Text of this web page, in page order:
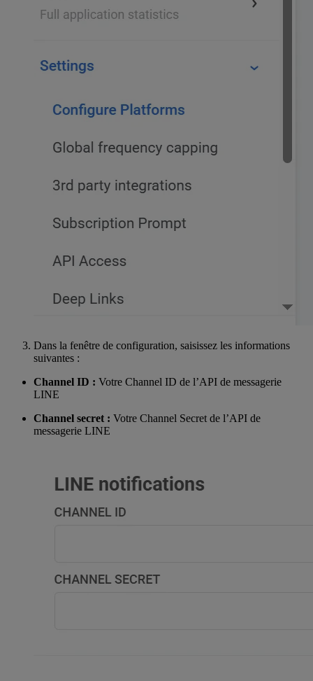
Dans la fenêtre de configuration, saisissez les informations
suivantes :
Channel ID : Votre Channel ID de l’API de messagerie
LINE
Channel secret : Votre Channel Secret de l’API de
messagerie LINE